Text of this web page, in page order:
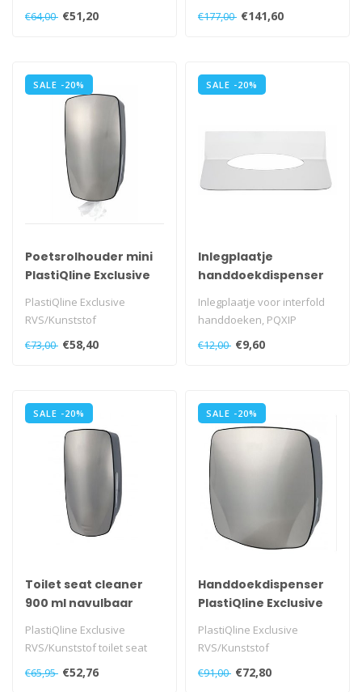
zit u goed met het geurp..
€64,00 €51,20
25 liter, PQXH25..
€177,00 €141,60
SALE -20%
Poetsrolhouder mini
PlastiQline Exclusive
PlastiQline Exclusive
RVS/Kunststof
poetsrolhouder mini,
PQXMiniC..
€73,00 €58,40
SALE -20%
Inlegplaatje
handdoekdispenser
Inlegplaatje voor interfold
handdoeken, PQXIP
€12,00 €9,60
SALE -20%
Toilet seat cleaner
900 ml navulbaar
PlastiQline Exclusive
PlastiQline Exclusive
RVS/Kunststof toilet seat
cleaner 900 ml, PQXToilet9..
€65,95 €52,76
SALE -20%
Handdoekdispenser
PlastiQline Exclusive
PlastiQline Exclusive
RVS/Kunststof
handdoekdispenser,
PQXMidiH..
€91,00 €72,80